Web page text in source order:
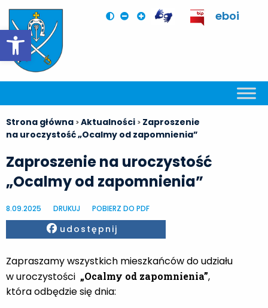
Otwórz pasek narzędzi
eboi
Strona główna >Aktualności > Zaproszenie
na uroczystość „Ocalmy od zapomnienia”
Zaproszenie na uroczystość
„Ocalmy od zapomnienia”
8.09.2025 DRUKUJ POBIERZ DO PDF
Facebook
udostępnij
Zapraszamy wszystkich mieszkańców do udziału
w uroczystości „Ocalmy od zapomnienia”,
która odbędzie się dnia: